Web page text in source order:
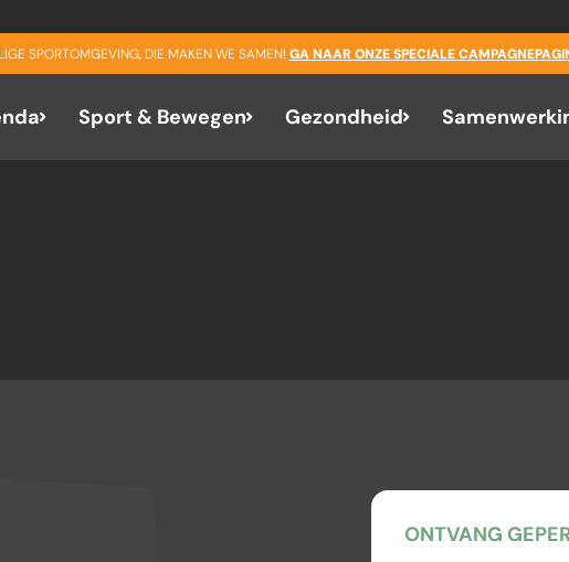
SPORTOMGEVING, DIE MAKEN WE SAMEN! GA NAAR ONZE SPECIALE
Sport & Bewegen Gezondheid
ONTVANG